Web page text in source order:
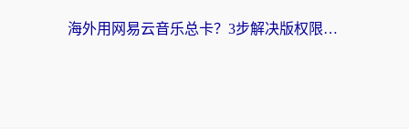
海外用网易云音乐总卡？3步解决版权限制+卡顿，还能听喜马拉雅！